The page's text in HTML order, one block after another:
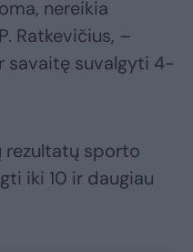
nereikia
Ratkevičius, –
savaitę suvalgyti 4-
rezultatų sporto
iki 10 ir daugiau